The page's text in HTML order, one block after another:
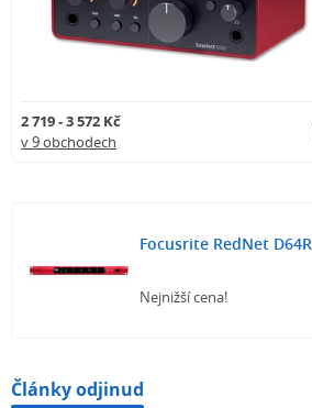
2 719 - 3 572 Kč
v 9 obchodech
Focusrite RedNet D64R
Nejnižší cena!
Články odjinud